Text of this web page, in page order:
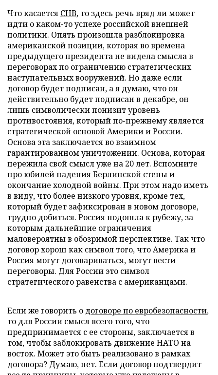
Что касается СНВ, то здесь речь вряд ли может
идти о каком-то успехе российской внешней
политики. Опять произошла разблокировка
американской позиции, которая во времена
предыдущего президента не видела смысла в
переговорах по ограничению стратегических
наступательных вооружений. Но даже если
договор будет подписан, а я думаю, что он
действительно будет подписан в декабре, он
лишь символически понизит уровень
противостояния, который по-прежнему является
стратегической основой Америки и России.
Основа эта заключается во взаимном
гарантированном уничтожении. Основа, которая
пережила свой смысл уже на 20 лет. Вспомните
про юбилейпадения Берлинской стеныи
окончание холодной войны. При этом надо иметь
в виду, что более низкого уровня, кроме тех,
который будет зафиксирован в новом договоре,
трудно добиться. Россия подошла к рубежу, за
которым дальнейшие ограничения
маловероятны в обозримой перспективе. Так что
договор хорош как символ того, что Америка и
Россия могут договариваться, могут вести
переговоры. Для России это символ
стратегического равенства с американцами.
Если же говорить о договоре по евробезопасности,
то для России смысл всего того, что
предпринимается с ее стороны, заключается в
том, чтобы заблокировать движение НАТО на
восток. Может это быть реализовано в рамках
договора? Думаю, нет. Если договор подтвердит